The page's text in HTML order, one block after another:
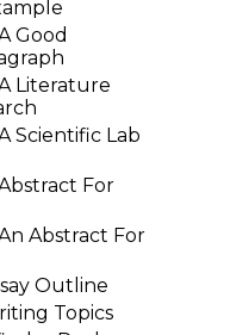
Good
Literature
Scientific Lab
For
Abstract For
Outline
Topics